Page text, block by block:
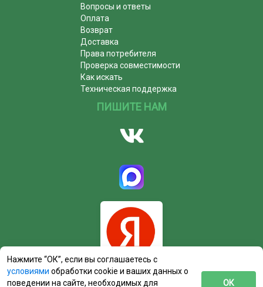
Вопросы и ответы
Оплата
Возврат
Доставка
Права потребителя
Проверка совместимости
Как искать
Техническая поддержка
ПИШИТЕ НАМ
Нажмите “ОК”, если вы соглашаетесь с
условиями обработки cookie и ваших данных о
поведении на сайте, необходимых для
ОК